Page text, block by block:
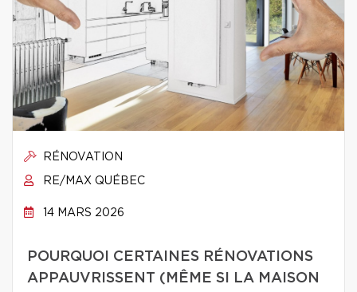
RÉNOVATION
RE/MAX QUÉBEC
14 MARS 2026
POURQUOI CERTAINES RÉNOVATIONS
APPAUVRISSENT (MÊME SI LA MAISON